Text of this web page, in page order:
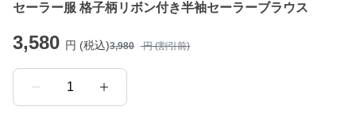
セーラー服 格子柄リボン付き半袖セーラーブラウス
3,580 円 (税込)3,980 円 (割引前)
1